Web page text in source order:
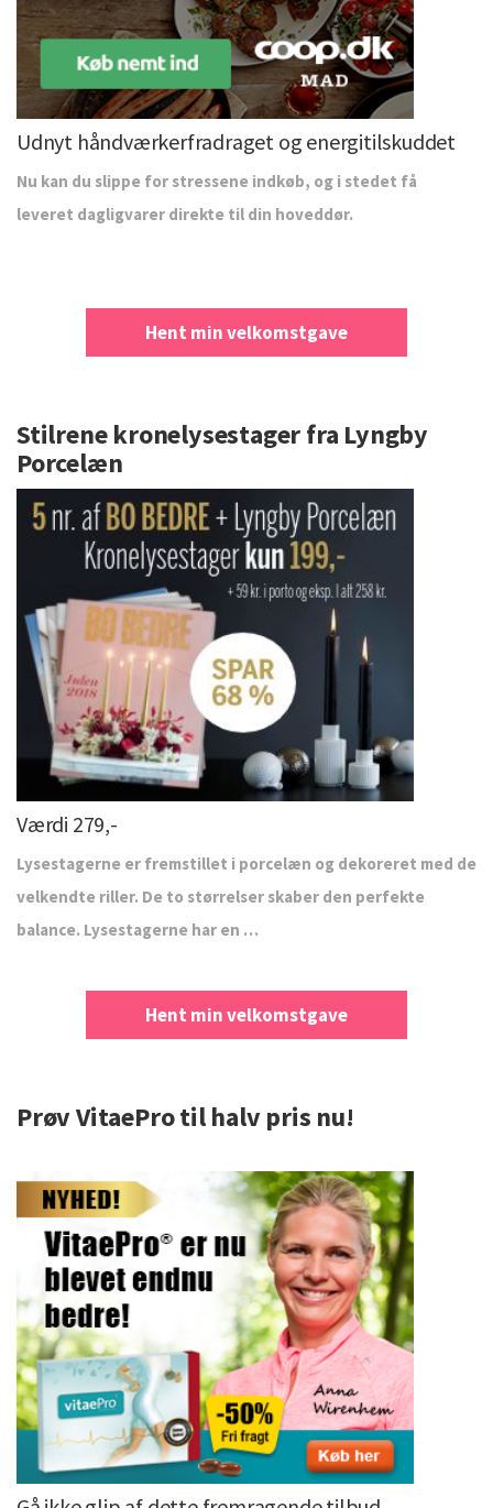
Udnyt håndværkerfradraget og energitilskuddet
Nu kan du slippe for stressene indkøb, og i stedet få
leveret dagligvarer direkte til din hoveddør.
Hent min velkomstgave
Stilrene kronelysestager fra Lyngby
Porcelæn
Værdi 279,-
Lysestagerne er fremstillet i porcelæn og dekoreret med de
velkendte riller. De to størrelser skaber den perfekte
balance. Lysestagerne har en …
Hent min velkomstgave
Prøv VitaePro til halv pris nu!